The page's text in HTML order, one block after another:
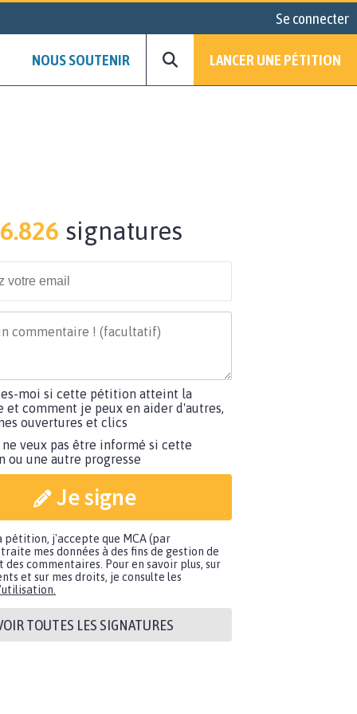
Se connecter
NOUS SOUTENIR LANCER UNE PÉTITION
signatures
moi si cette pétition atteint la
et comment je peux en aider d'autres,
ouvertures et clics
ne veux pas être informé si cette
ou une autre progresse
Je signe
pétition, j'accepte que MCA (par
mes données à des fins de gestion de
des commentaires. Pour en savoir plus, sur
et sur mes droits, je consulte les
TOUTES LES SIGNATURES